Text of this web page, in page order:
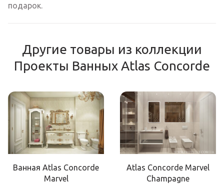
подарок.
Другие товары из коллекции
Проекты Ванных Atlas Concorde
Ванная Atlas Concorde
Marvel
Atlas Concorde Marvel
Champagne